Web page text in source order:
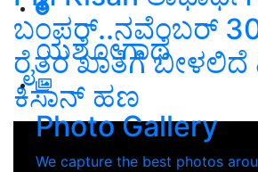
ಯಶೋಗಾಥೆ
Photo Gallery
We capture the best photos
ಬಂಪರ್‌..ನವೆಂಬರ್‌
ರೈತರ ಖಾತೆಗೆ
ಕಿಸಾನ್‌ ಹಣ